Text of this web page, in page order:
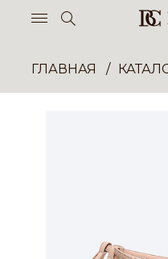
ГЛАВНАЯ